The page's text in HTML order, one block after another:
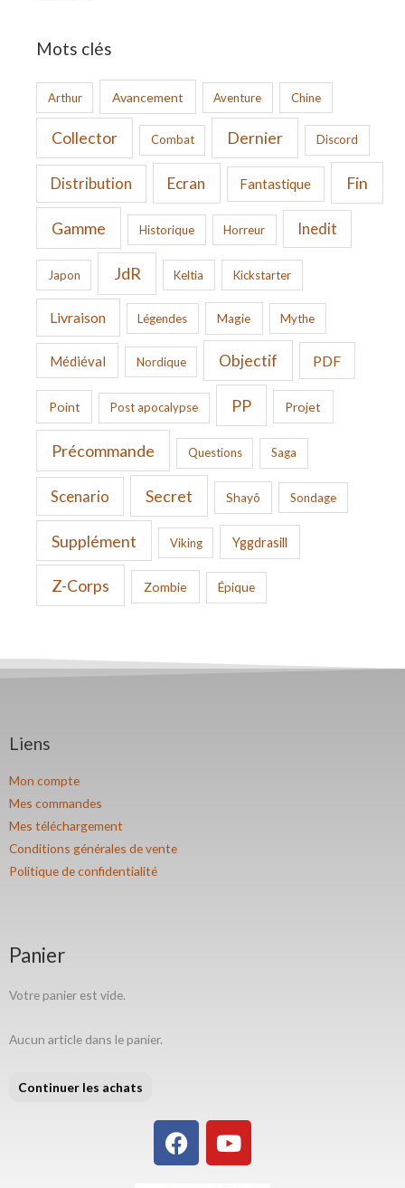
Mots clés
Arthur Avancement Aventure Chine
Collector Combat Dernier Discord
Distribution Ecran Fantastique Fin
Gamme Historique Horreur Inedit
Japon JdR Keltia Kickstarter
Livraison Légendes Magie Mythe
Médiéval Nordique Objectif PDF
Point Post apocalypse PP Projet
Précommande Questions Saga
Scenario Secret Shayô Sondage
Supplément Viking Yggdrasill
Z-Corps Zombie Épique
Liens
Mon compte
Mes commandes
Mes téléchargement
Conditions générales de vente
Politique de confidentialité
Panier
Votre panier est vide.
Aucun article dans le panier.
Continuer les achats
F
a
Y
o